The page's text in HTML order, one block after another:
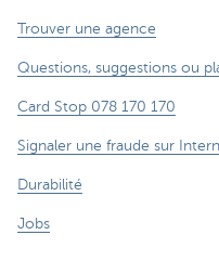
Trouver une agence
Questions, suggestions ou
Card Stop 078 170 170
Signaler une fraude sur
Durabilité
Jobs